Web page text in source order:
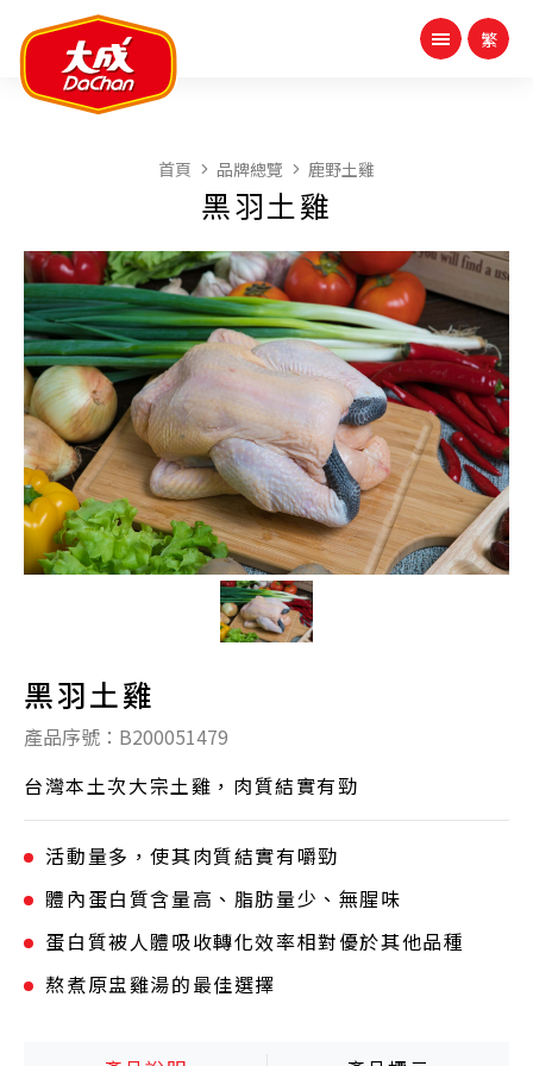
首頁 品牌總覽 鹿野土雞
黑羽土雞
黑羽土雞
產品序號：B200051479
台灣本土次大宗土雞，肉質結實有勁
活動量多，使其肉質結實有嚼勁
體內蛋白質含量高、脂肪量少、無腥味
蛋白質被人體吸收轉化效率相對優於其他品種
熬煮原盅雞湯的最佳選擇